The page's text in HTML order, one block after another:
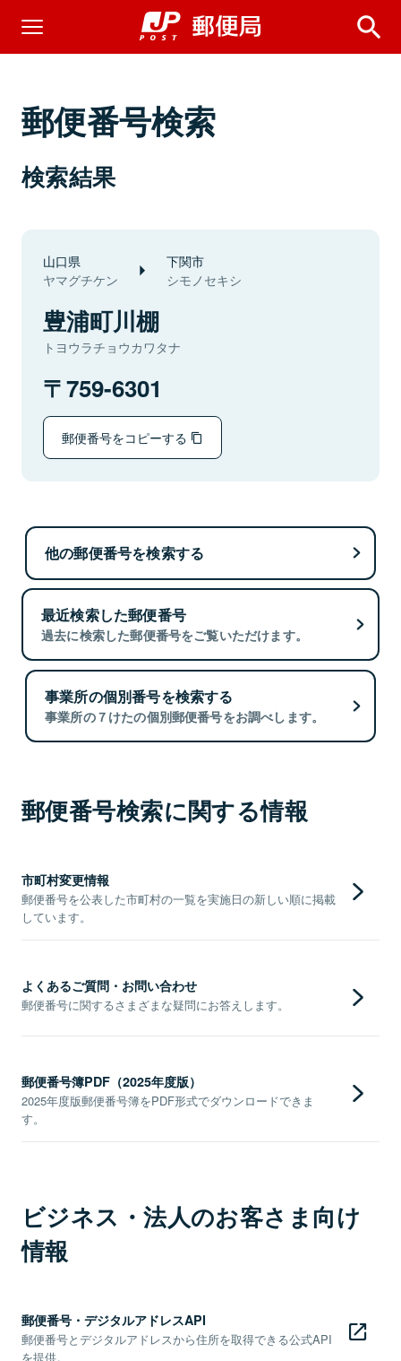
郵便番号検索
検索結果
山口県
ヤマグチケン
下関市
シモノセキシ
豊浦町川棚
トヨウラチョウカワタナ
759-6301
郵便番号をコピーする
他の郵便番号を検索する
最近検索した郵便番号
過去に検索した郵便番号をご覧いただけます。
事業所の個別番号を検索する
事業所の７けたの個別郵便番号をお調べします。
郵便番号検索に関する情報
市町村変更情報
郵便番号を公表した市町村の一覧を実施日の新しい順に掲載
しています。
よくあるご質問・お問い合わせ
郵便番号に関するさまざまな疑問にお答えします。
郵便番号簿PDF（2025年度版）
2025年度版郵便番号簿をPDF形式でダウンロードできま
す。
ビジネス・法人のお客さま向け
情報
郵便番号・デジタルアドレスAPI
郵便番号とデジタルアドレスから住所を取得できる公式API
を提供。